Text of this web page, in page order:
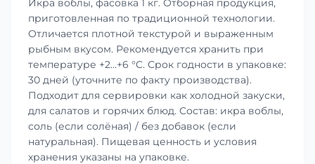
Икра воблы, фасовка 1 кг. Отборная продукция,
приготовленная по традиционной технологии.
Отличается плотной текстурой и выраженным
рыбным вкусом. Рекомендуется хранить при
температуре +2…+6 °C. Срок годности в упаковке:
30 дней (уточните по факту производства).
Подходит для сервировки как холодной закуски,
для салатов и горячих блюд. Состав: икра воблы,
соль (если солёная) / без добавок (если
натуральная). Пищевая ценность и условия
хранения указаны на упаковке.